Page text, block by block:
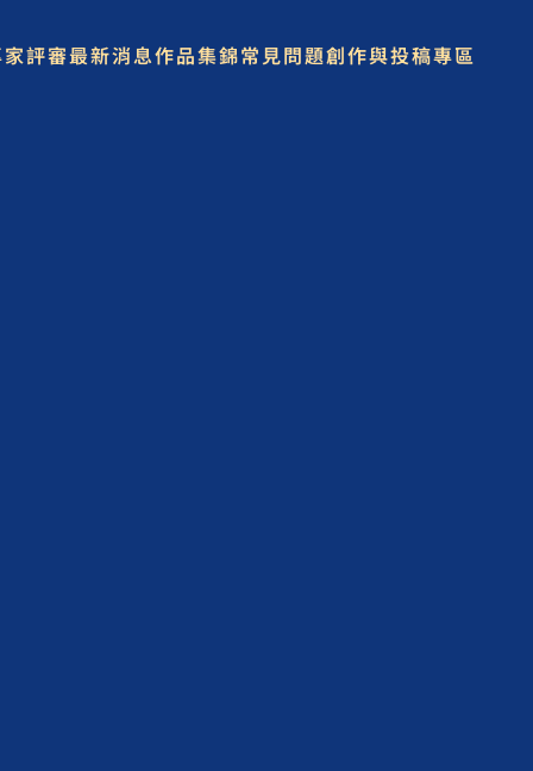
評審最新消息作品集錦常見問題創作與投稿專區